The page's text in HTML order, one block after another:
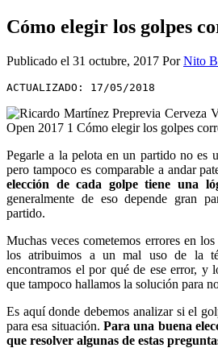
Cómo elegir los golpes
Publicado el 31 octubre, 2017 PorNito
ACTUALIZADO: 17/05/2018
Pegarle a la pelota en un partido no es
pero tampoco es comparable a andar
elección de cada golpe tiene una
generalmente de eso depende gran
partido.
Muchas veces cometemos errores en
los atribuimos a un mal uso de la
encontramos el por qué de ese error, y
que tampoco hallamos la solución para
Es aquí donde debemos analizar si el
para esa situación. Para una buena
que resolver algunas de estas